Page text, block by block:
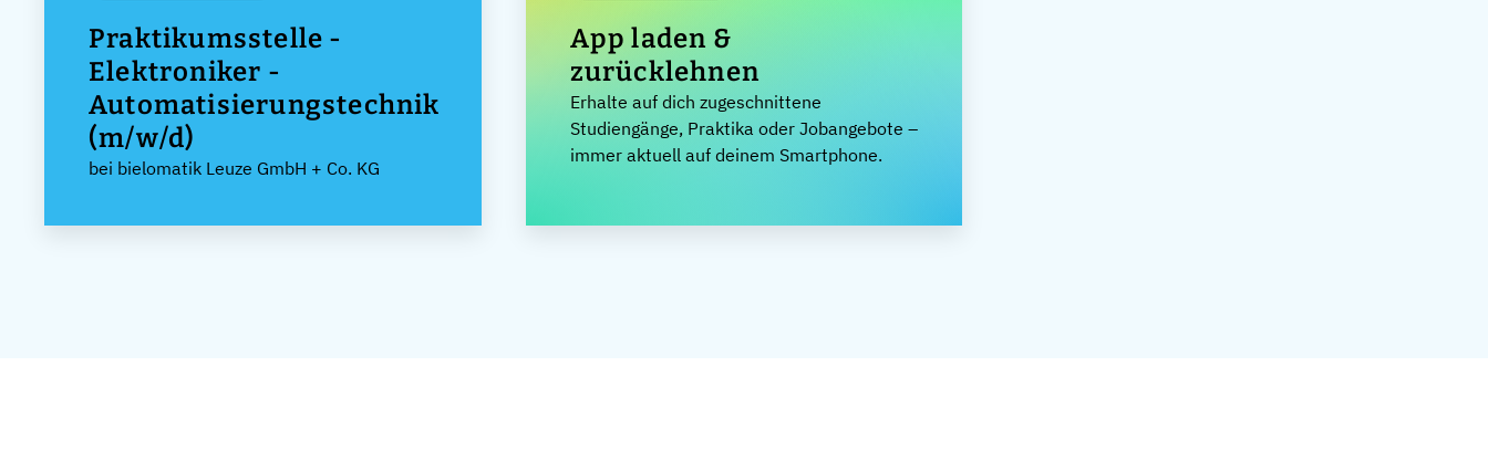
Praktikumsstelle -
Elektroniker -
Automatisierungstechnik
(m/w/d)
bei bielomatik Leuze GmbH + Co. KG
App laden &
zurücklehnen
Erhalte auf dich zugeschnittene
Studiengänge, Praktika oder Jobangebote –
immer aktuell auf deinem Smartphone.